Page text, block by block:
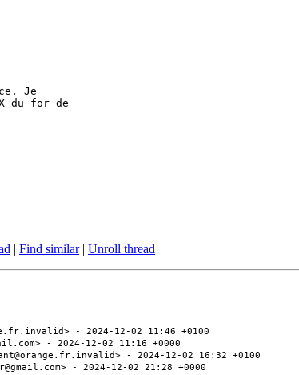
Je
du for de
| Find similar| Unroll thread
- 2024-12-02 11:46 +0100
- 2024-12-02 11:16 +0000
- 2024-12-02 16:32 +0100
- 2024-12-02 21:28 +0000